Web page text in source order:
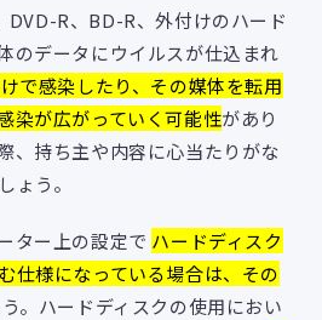
DVD-R、BD-R、外付けのハード
のデータにウイルスが仕込まれ
で感染したり、その媒体を転用
染が広がっていく可能性があり
、持ち主や内容に心当たりがな
ょう。
ター上の設定で ハードディスク
仕様になっている場合は、その
。ハードディスクの使用におい